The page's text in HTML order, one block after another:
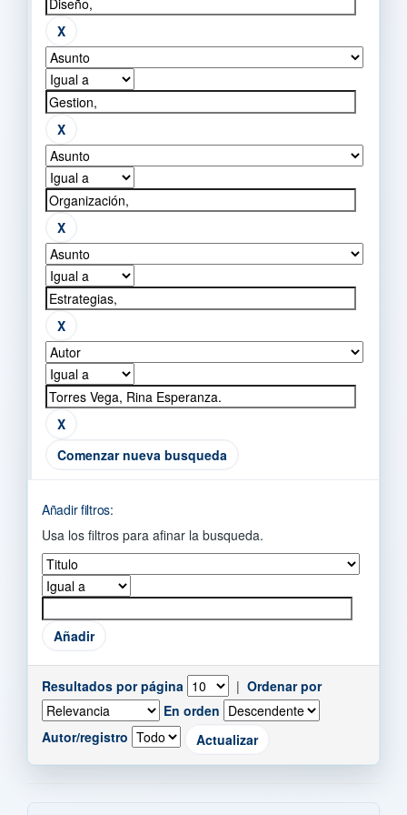
Comenzar nueva busqueda
Añadir filtros:
Usa los filtros para afinar la busqueda.
Resultados por página | Ordenar por
En orden
Autor/registro